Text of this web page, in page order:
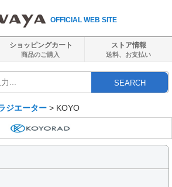
OFFICIAL WEB SITE
ショッピングカート
商品のご購入
ストア情報
送料、 お支払い
SEARCH
ジエーター > KOYO